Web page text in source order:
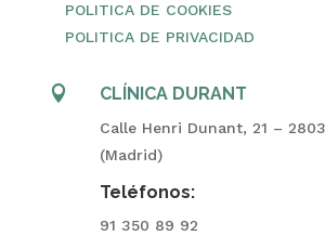
POLITICA DE COOKIES
POLITICA DE PRIVACIDAD
 CLÍNICA DURANT
Calle Henri Dunant, 21 –
(Madrid)
Teléfonos:
91 350 89 92